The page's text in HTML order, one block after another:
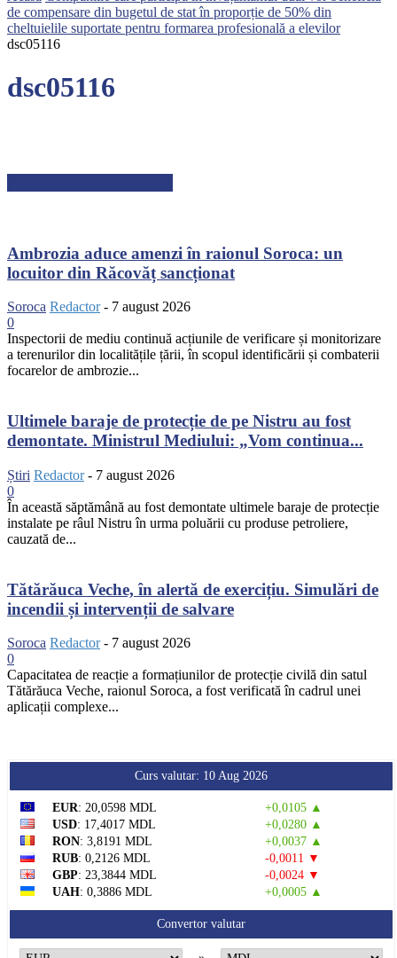
de compensare din bugetul de stat în proporție de 50% din
cheltuielile suportate pentru formarea profesională a elevilor
dsc05116
dsc05116
Ambrozia aduce amenzi în raionul Soroca: un
locuitor din Răcovăț sancționat
Soroca Redactor - 7 august 2026
0
Inspectorii de mediu continuă acțiunile de verificare și monitorizare
a terenurilor din localitățile țării, în scopul identificării și combaterii
focarelor de ambrozie...
Ultimele baraje de protecție de pe Nistru au fost
demontate. Ministrul Mediului: „Vom continua...
Știri Redactor - 7 august 2026
0
În această săptămână au fost demontate ultimele baraje de protecție
instalate pe râul Nistru în urma poluării cu produse petroliere,
cauzată de...
Tătărăuca Veche, în alertă de exercițiu. Simulări de
incendii și intervenții de salvare
Soroca Redactor - 7 august 2026
0
Capacitatea de reacție a formațiunilor de protecție civilă din satul
Tătărăuca Veche, raionul Soroca, a fost verificată în cadrul unei
aplicații complexe...
Curs valutar: 10 Aug 2026
EUR: 20,0598 MDL
+0,0105 ▲
USD: 17,4017 MDL
+0,0280 ▲
RON: 3,8191 MDL
+0,0037 ▲
RUB: 0,2126 MDL
-0,0011 ▼
GBP: 23,3844 MDL
-0,0024 ▼
UAH: 0,3886 MDL +0,0005 ▲
Convertor valutar